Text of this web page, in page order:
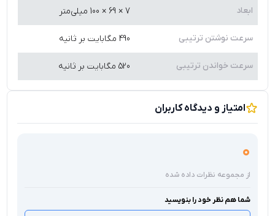
ابعاد 7 × 69 × 100 میلی‌متر
سرعت نوشتن ترتیبى 490 مگابایت بر ثانیه
سرعت خواندن ترتیبى 520 مگابایت بر ثانیه
امتیاز و دیدگاه کاربران
0
از مجموعه نظرات داده شده
شما هم نظر خود را بنویسید